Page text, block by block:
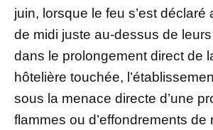
juin, lorsque le feu s’est déclaré
de midi juste au-dessus de
dans le prolongement direct de
hôtelière touchée,
sous la menace directe d’une
flammes ou d’effondrements de